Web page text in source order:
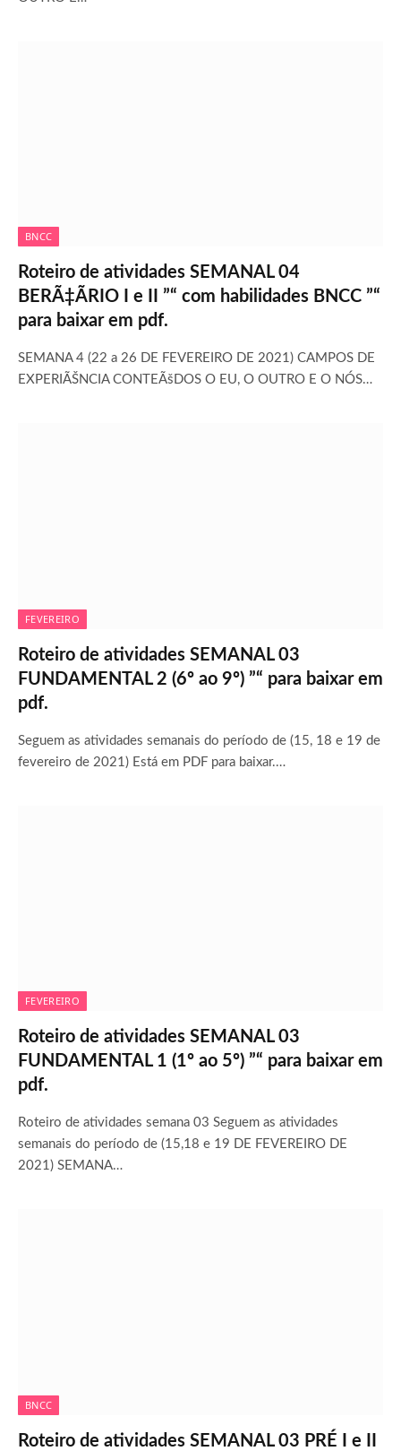
BNCC
Roteiro de atividades SEMANAL 04
BERÃ‡ÃRIO I e II ”“ com habilidades BNCC ”“
para baixar em pdf.
SEMANA 4 (22 a 26 DE FEVEREIRO DE 2021) CAMPOS DE
EXPERIÃŠNCIA CONTEÃšDOS O EU, O OUTRO E O NÓS…
FEVEREIRO
Roteiro de atividades SEMANAL 03
FUNDAMENTAL 2 (6º ao 9º) ”“ para baixar em
pdf.
Seguem as atividades semanais do período de (15, 18 e 19 de
fevereiro de 2021) Está em PDF para baixar.…
FEVEREIRO
Roteiro de atividades SEMANAL 03
FUNDAMENTAL 1 (1º ao 5º) ”“ para baixar em
pdf.
Roteiro de atividades semana 03 Seguem as atividades
semanais do período de (15,18 e 19 DE FEVEREIRO DE
2021) SEMANA…
BNCC
Roteiro de atividades SEMANAL 03 PRÉ I e II